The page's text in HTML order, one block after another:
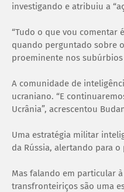
investigando e atribuiu a
“Tudo o que vou comentar
quando perguntado sobre
proeminente nos
A comunidade de
ucraniano. “E
Ucrânia”, acrescentou
Uma estratégia militar
da Rússia, alertando para
Mas falando em particular
transfronteiriços são uma